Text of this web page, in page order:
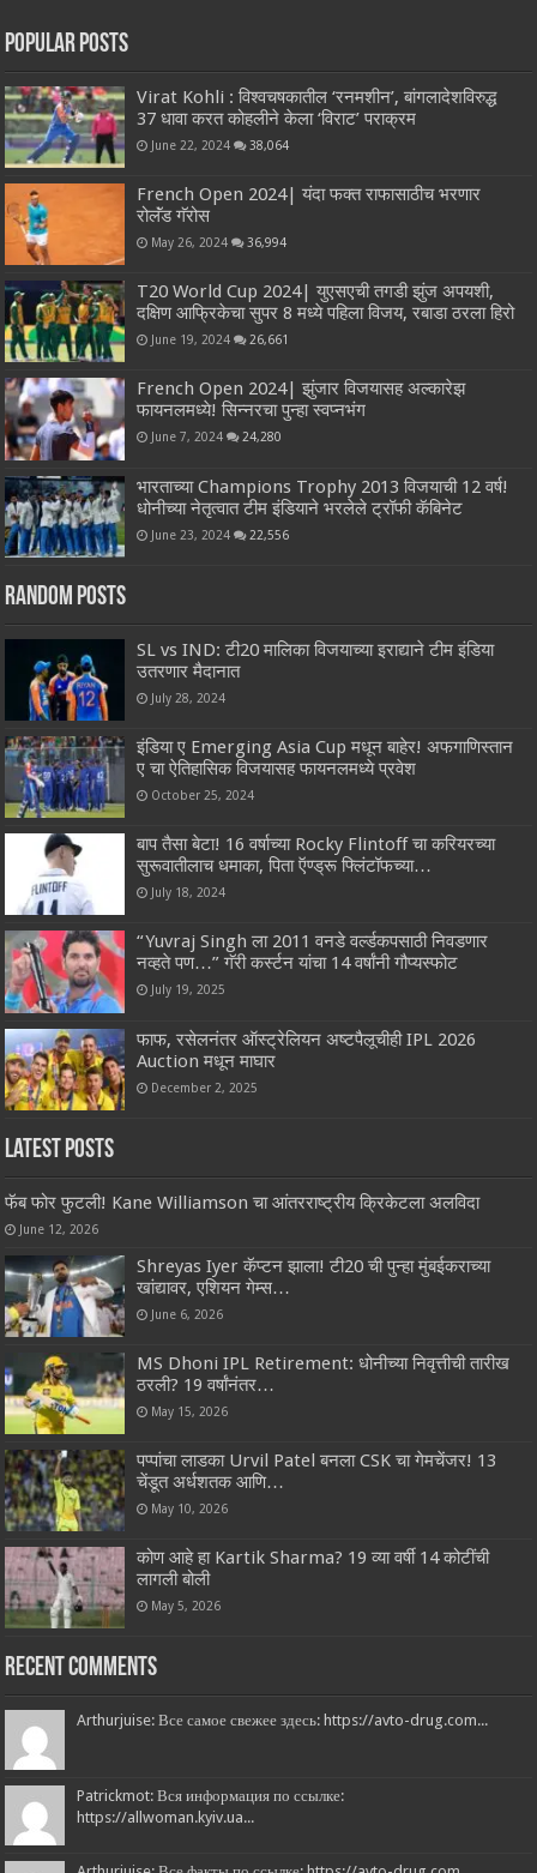
Popular Posts
Virat Kohli : विश्वचषकातील ‘रनमशीन’, बांगलादेशविरुद्ध
37 धावा करत कोहलीने केला ‘विराट’ पराक्रम
June 22, 2024 38,064
French Open 2024| यंदा फक्त राफासाठीच भरणार
रोलॅंड गॅरोस
May 26, 2024 36,994
T20 World Cup 2024| युएसएची तगडी झुंज अपयशी,
दक्षिण आफ्रिकेचा सुपर 8 मध्ये पहिला विजय, रबाडा ठरला हिरो
June 19, 2024 26,661
French Open 2024| झुंजार विजयासह अल्कारेझ
फायनलमध्ये! सिन्नरचा पुन्हा स्वप्नभंग
June 7, 2024 24,280
भारताच्या Champions Trophy 2013 विजयाची 12 वर्ष!
धोनीच्या नेतृत्वात टीम इंडियाने भरलेले ट्रॉफी कॅबिनेट
June 23, 2024 22,556
Random Posts
SL vs IND: टी20 मालिका विजयाच्या इराद्याने टीम इंडिया
उतरणार मैदानात
July 28, 2024
इंडिया ए Emerging Asia Cup मधून बाहेर! अफगाणिस्तान
ए चा ऐतिहासिक विजयासह फायनलमध्ये प्रवेश
October 25, 2024
बाप तैसा बेटा! 16 वर्षाच्या Rocky Flintoff चा करियरच्या
सुरूवातीलाच धमाका, पिता ऍण्ड्रू फ्लिंटॉफच्या…
July 18, 2024
“Yuvraj Singh ला 2011 वनडे वर्ल्डकपसाठी निवडणार
नव्हते पण…” गॅरी कर्स्टन यांचा 14 वर्षांनी गौप्यस्फोट
July 19, 2025
फाफ, रसेलनंतर ऑस्ट्रेलियन अष्टपैलूचीही IPL 2026
Auction मधून माघार
December 2, 2025
Latest Posts
फॅब फोर फुटली! Kane Williamson चा आंतरराष्ट्रीय क्रिकेटला अलविदा
June 12, 2026
Shreyas Iyer कॅप्टन झाला! टी20 ची पुन्हा मुंबईकराच्या
खांद्यावर, एशियन गेम्स…
June 6, 2026
MS Dhoni IPL Retirement: धोनीच्या निवृत्तीची तारीख
ठरली? 19 वर्षांनंतर…
May 15, 2026
पप्पांचा लाडका Urvil Patel बनला CSK चा गेमचेंजर! 13
चेंडूत अर्धशतक आणि…
May 10, 2026
कोण आहे हा Kartik Sharma? 19 व्या वर्षी 14 कोटींची
लागली बोली
May 5, 2026
Recent Comments
Arthurjuise: Все самое свежее здесь: https://avto-drug.com...
Patrickmot: Вся информация по ссылке:
https://allwoman.kyiv.ua...